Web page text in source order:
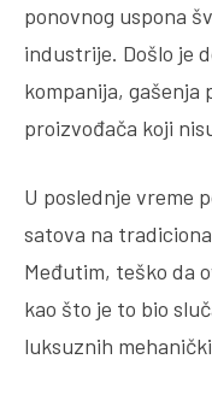
ponovnog uspona
industrije. Došlo je
kompanija, gašenja
proizvođača koji
U poslednje vreme
satova na
Međutim, teško da
kao što je to bio
luksuznih